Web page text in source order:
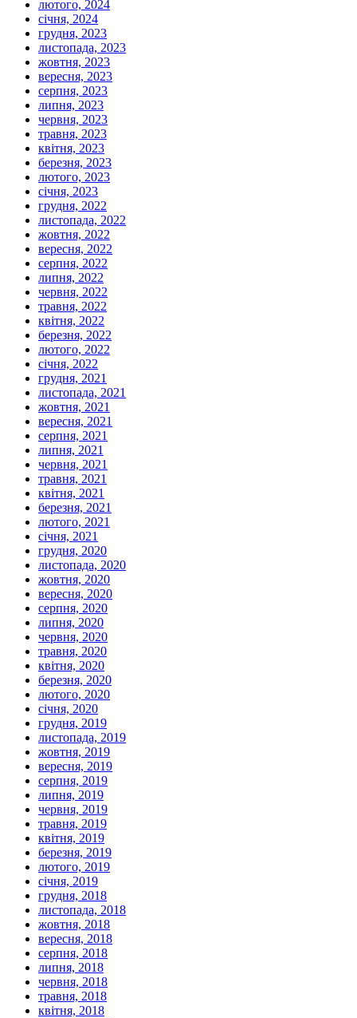
лютого, 2024
січня, 2024
грудня, 2023
листопада, 2023
жовтня, 2023
вересня, 2023
серпня, 2023
липня, 2023
червня, 2023
травня, 2023
квітня, 2023
березня, 2023
лютого, 2023
січня, 2023
грудня, 2022
листопада, 2022
жовтня, 2022
вересня, 2022
серпня, 2022
липня, 2022
червня, 2022
травня, 2022
квітня, 2022
березня, 2022
лютого, 2022
січня, 2022
грудня, 2021
листопада, 2021
жовтня, 2021
вересня, 2021
серпня, 2021
липня, 2021
червня, 2021
травня, 2021
квітня, 2021
березня, 2021
лютого, 2021
січня, 2021
грудня, 2020
листопада, 2020
жовтня, 2020
вересня, 2020
серпня, 2020
липня, 2020
червня, 2020
травня, 2020
квітня, 2020
березня, 2020
лютого, 2020
січня, 2020
грудня, 2019
листопада, 2019
жовтня, 2019
вересня, 2019
серпня, 2019
липня, 2019
червня, 2019
травня, 2019
квітня, 2019
березня, 2019
лютого, 2019
січня, 2019
грудня, 2018
листопада, 2018
жовтня, 2018
вересня, 2018
серпня, 2018
липня, 2018
червня, 2018
травня, 2018
квітня, 2018